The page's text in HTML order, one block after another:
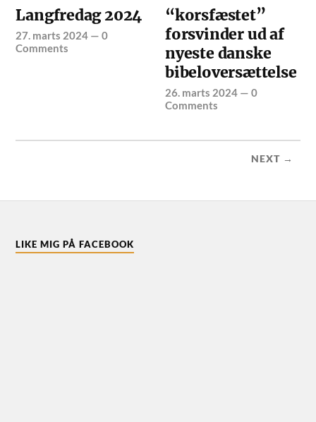
Langfredag 2024
27. marts 2024 —0
Comments
“korsfæstet”
forsvinder ud af
nyeste danske
bibeloversættelse
26. marts 2024 —0
Comments
NEXT →
LIKE MIG PÅ FACEBOOK